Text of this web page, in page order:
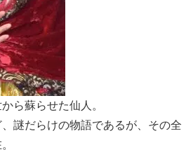
ら蘇らせた仙人。
謎だらけの物語であるが、その全